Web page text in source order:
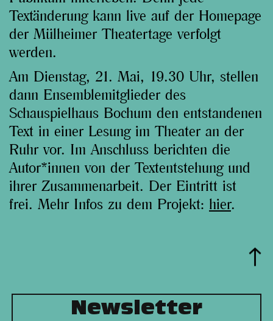
Textänderung kann live auf der Homepage
der Mülheimer Theatertage verfolgt
werden.
Am Dienstag, 21. Mai, 19.30 Uhr, stellen
dann Ensemblemitglieder des
Schauspielhaus Bochum den entstandenen
Text in einer Lesung im Theater an der
Ruhr vor. Im Anschluss berichten die
Autor*innen von der Textentstehung und
ihrer Zusammenarbeit. Der Eintritt ist
frei. Mehr Infos zu dem Projekt: hier.
Newsletter